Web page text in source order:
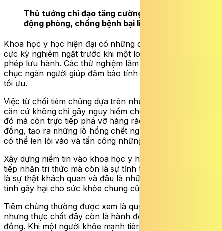
Thủ tướng chỉ đạo tăng cường tiêm vaccine, chủ
động phòng, chống bệnh bại liệt
Khoa học y học hiện đại có những quy trình kiểm định
cực kỳ nghiêm ngặt trước khi một loại vaccine được
phép lưu hành. Các thử nghiệm lâm sàng trên hàng
chục ngàn người giúp đảm bảo tính an toàn và hiệu quả
tối ưu.
Việc từ chối tiêm chủng dựa trên những tin đồn không
căn cứ không chỉ gây nguy hiểm cho bản thân cá nhân
đó mà còn trực tiếp phá vỡ hàng rào miễn dịch cộng
đồng, tạo ra những lỗ hổng chết người khiến mầm bệnh
có thể len lỏi vào và tấn công những người yếu thế.
Xây dựng niềm tin vào khoa học y học không chỉ là việc
tiếp nhận tri thức mà còn là sự tỉnh táo để phân biệt đâu
là sự thật khách quan và đâu là những suy đoán cảm
tính gây hại cho sức khỏe chung của xã hội.
Tiêm chủng thường được xem là quyết định cá nhân,
nhưng thực chất đây còn là hành động bảo vệ cộng
đồng. Khi một người khỏe mạnh tiêm vaccine, họ không